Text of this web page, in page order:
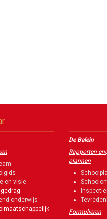
en visie
gedrag
onderwijs
De Balein
Rapporten
plannen
Formulieren